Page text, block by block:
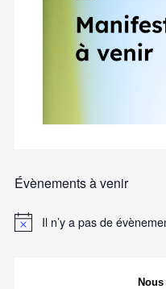
Évènements à venir
Il n’y a pas de